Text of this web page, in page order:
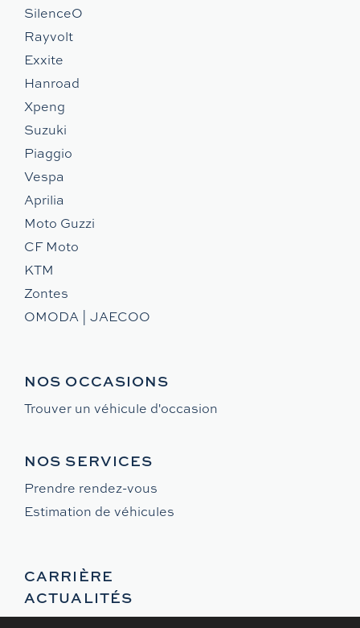
SilenceO
Rayvolt
Exxite
Hanroad
Xpeng
Suzuki
Piaggio
Vespa
Aprilia
Moto Guzzi
CF Moto
KTM
Zontes
OMODA | JAECOO
NOS OCCASIONS
Trouver un véhicule d'occasion
NOS SERVICES
Prendre rendez-vous
Estimation de véhicules
CARRIÈRE
ACTUALITÉS